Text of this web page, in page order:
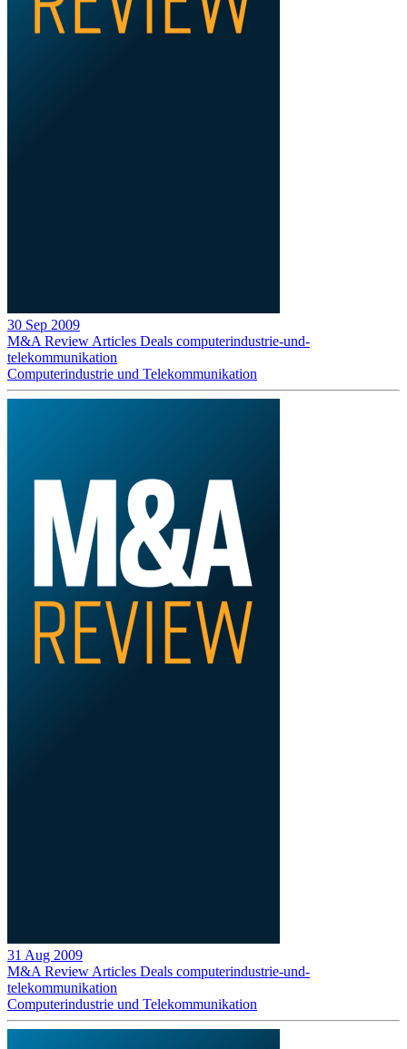
30 Sep 2009
M&A Review Articles Deals computerindustrie-und-
telekommunikation
Computerindustrie und Telekommunikation
31 Aug 2009
M&A Review Articles Deals computerindustrie-und-
telekommunikation
Computerindustrie und Telekommunikation